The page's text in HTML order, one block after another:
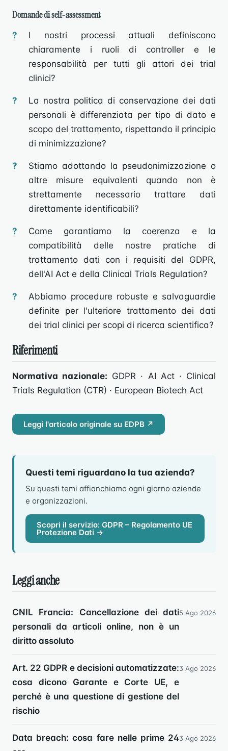
Domande di self-assessment
I nostri processi attuali definiscono
chiaramente i ruoli di controller e le
responsabilità per tutti gli attori dei trial
clinici?
La nostra politica di conservazione dei dati
personali è differenziata per tipo di dato e
scopo del trattamento, rispettando il principio
di minimizzazione?
Stiamo adottando la pseudonimizzazione o
altre misure equivalenti quando non è
strettamente necessario trattare dati
direttamente identificabili?
Come garantiamo la coerenza e la
compatibilità delle nostre pratiche di
trattamento dati con i requisiti del GDPR,
dell'AI Act e della Clinical Trials Regulation?
Abbiamo procedure robuste e salvaguardie
definite per l'ulteriore trattamento dei dati
dei trial clinici per scopi di ricerca scientifica?
Riferimenti
Normativa nazionale: GDPR · AI Act · Clinical
Trials Regulation (CTR) · European Biotech Act
Leggi l'articolo originale su EDPB ↗
Questi temi riguardano la tua azienda?
Su questi temi affianchiamo ogni giorno aziende
e organizzazioni.
Scopri il servizio: GDPR – Regolamento UE
Protezione Dati →
Leggi anche
CNIL Francia: Cancellazione dei dati
personali da articoli online, non è un
diritto assoluto
5 Ago 2026
Art. 22 GDPR e decisioni automatizzate:
cosa dicono Garante e Corte UE, e
perché è una questione di gestione del
rischio
3 Ago 2026
Data breach: cosa fare nelle prime 243 Ago 2026